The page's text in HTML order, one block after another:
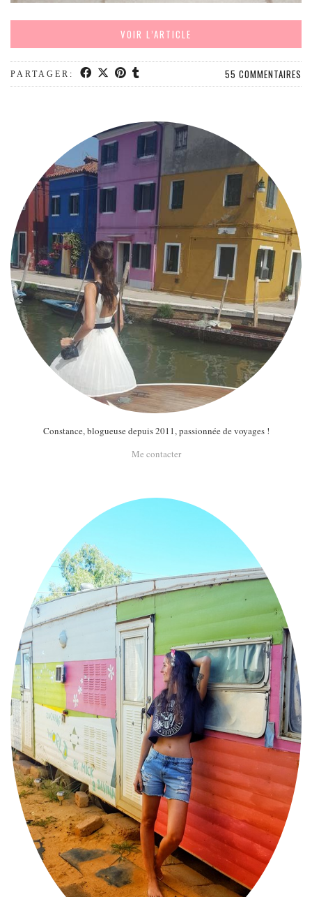
VOIR L’ARTICLE
PARTAGER: 55 COMMENTAIRES
Constance, blogueuse depuis 2011, passionnée de voyages !
Me contacter